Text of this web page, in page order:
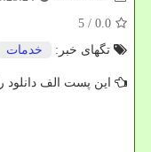
0.0
/ 5
تگهای خبر:
خدمات
این پست الف دانلود